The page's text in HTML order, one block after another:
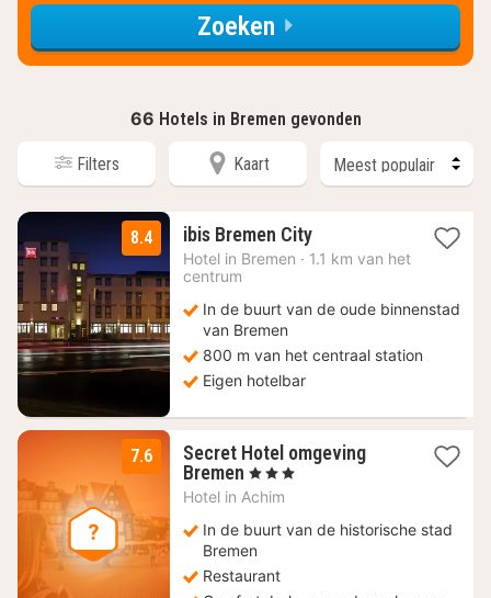
Zoeken
66 Hotels in Bremen gevonden
Filters Kaart
8.4 ibis Bremen City2
nachten
€
Hotel in Bremen · 1.1 km van het
centrum
In de buurt van de oude binnenstad
van Bremen
800 m van het centraal station
Eigen hotelbar
7.6
Secret Hotel omgeving
Bremen 2
nachten
67
€
, 3 Sterren
Hotel in Achim
In de buurt van de historische stad
Bremen
Restaurant